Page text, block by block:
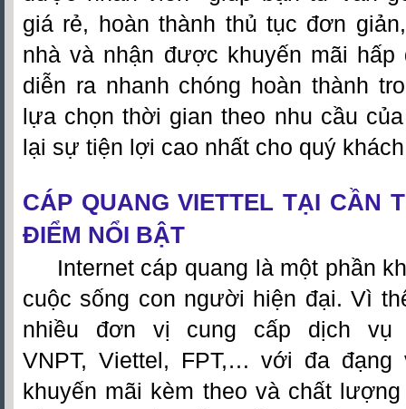
giá rẻ, hoàn thành thủ tục đơn
nhà và nhận được khuyến mãi hấp
diễn ra nhanh chóng hoàn thành
lựa chọn thời gian theo nhu cầu
lại sự tiện lợi cao nhất cho quý
CÁP QUANG VIETTEL TẠI CẦN
ĐIỂM NỔI BẬT
Internet cáp quang là một phần
cuộc sống con người hiện đại. Vì
nhiều đơn vị cung cấp dịch vụ
VNPT, Viettel , FPT,… với đa đạng
khuyến mãi kèm theo và chất